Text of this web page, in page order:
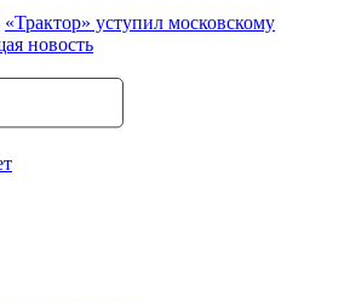
«Трактор» уступил московскому
новость